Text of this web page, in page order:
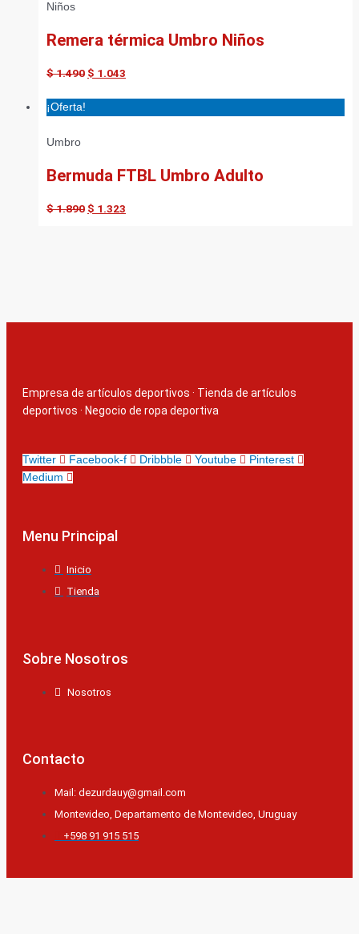
Niños
Remera térmica Umbro Niños
$1.490 $ 1.043
¡Oferta!
Umbro
Bermuda FTBL Umbro Adulto
$1.890 $ 1.323
Empresa de artículos deportivos · Tienda de artículos
deportivos · Negocio de ropa deportiva
Twitter Facebook-f Dribbble Youtube
Pinterest
Medium
Menu Principal
Inicio
Tienda
Sobre Nosotros
Nosotros
Contacto
Mail: dezurdauy@gmail.com
Montevideo, Departamento de Montevideo, Uruguay
+598 91 915 515